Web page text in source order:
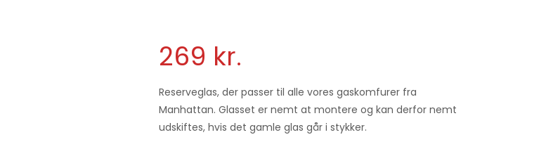
269 kr.
Reserveglas, der passer til alle vores gaskomfurer fra
Manhattan. Glasset er nemt at montere og kan derfor nemt
udskiftes, hvis det gamle glas går i stykker.